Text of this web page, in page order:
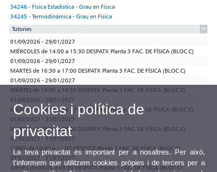
34246 - Física Estadística - Grau en Física
34245 - Termodinámica - Grau en Física
Tutories
01/09/2026 - 29/01/2027
MIÉRCOLES de 14:00 a 15:30 DESPATX Planta 3 FAC. DE FÍSICA (BLOC C)
01/09/2026 - 29/01/2027
MARTES de 16:30 a 17:00 DESPATX Planta 3 FAC. DE FÍSICA (BLOC C)
01/09/2026 - 29/01/2027
MARTES de 14:00 a 14:30 DESPATX Planta 3 FAC. DE FÍSICA (BLOC C)
01/09/2026 - 29/01/2027
MIÉRCOLES de 16:30 a 17:00 DESPATX Planta 3 FAC. DE FÍSICA (BLOC C)
01/02/2027 - 31/07/2027
MARTES de 08:00 a 08:30 DESPATX Planta 3 FAC. DE FÍSICA (BLOC C)
01/02/2027 - 31/07/2027
LUNES de 10:30 a 11:00 DESPATX Planta 3 FAC. DE FÍSICA (BLOC C)
01/02/2027 - 31/07/2027
JUEVES de 08:00 a 08:30 DESPATX Planta 3 FAC. DE FÍSICA (BLOC C)
Cookies i política de
privacitat
La teva privacitat és important per a nosaltres. Per això,
t'informem que utilitzem cookies pròpies i de tercers per a